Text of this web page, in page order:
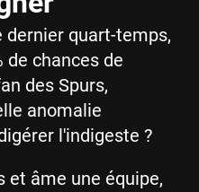
dernier quart-temps,
de chances de
des Spurs,
anomalie
l'indigeste ?
et âme une équipe,